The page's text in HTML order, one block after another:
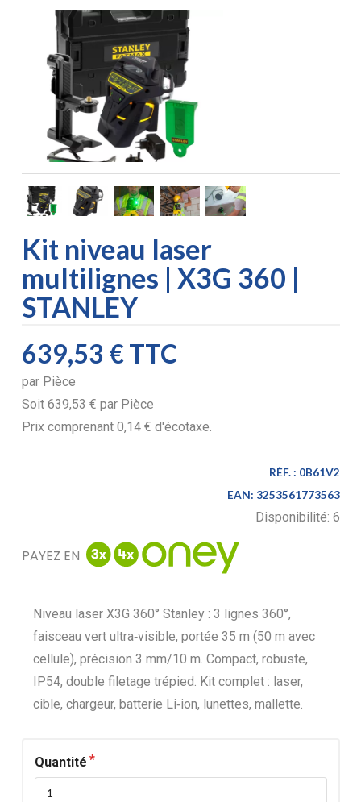
Kit niveau laser
multilignes | X3G 360 |
STANLEY
639,53 €TTC
par Pièce
Soit 639,53 € par Pièce
Prix comprenant 0,14 € d'écotaxe.
RÉF. : 0B61V2
EAN: 3253561773563
Disponibilité: 6
PAYEZ EN
Niveau laser X3G 360° Stanley : 3 lignes 360°,
faisceau vert ultra‑visible, portée 35 m (50 m avec
cellule), précision 3 mm/10 m. Compact, robuste,
IP54, double filetage trépied. Kit complet : laser,
cible, chargeur, batterie Li‑ion, lunettes, mallette.
Quantité